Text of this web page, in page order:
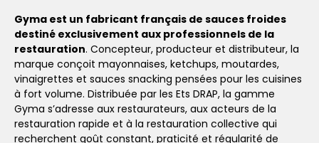
Gyma est un fabricant français de sauces froides
destiné exclusivement aux professionnels de la
restauration. Concepteur, producteur et distributeur, la
marque conçoit mayonnaises, ketchups, moutardes,
vinaigrettes et sauces snacking pensées pour les cuisines
à fort volume. Distribuée par les Ets DRAP, la gamme
Gyma s’adresse aux restaurateurs, aux acteurs de la
restauration rapide et à la restauration collective qui
recherchent goût constant, praticité et régularité de